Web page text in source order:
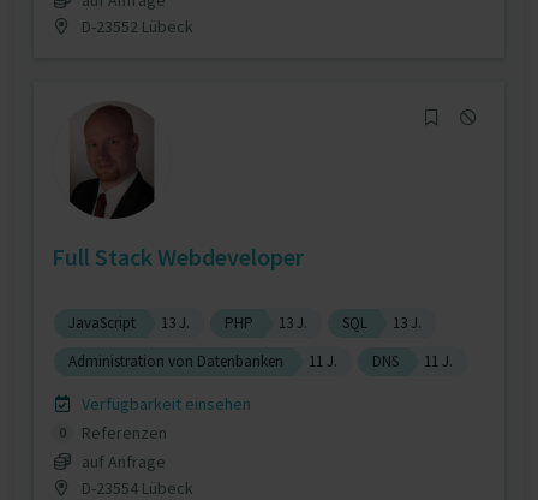
D-23552 Lübeck
Full Stack Webdeveloper
JavaScript 13 J. PHP 13 J. SQL
13 J.
Administration von Datenbanken
11 J. DNS 11 J.
Verfügbarkeit einsehen
0
Referenzen
auf Anfrage
D-23554 Lübeck